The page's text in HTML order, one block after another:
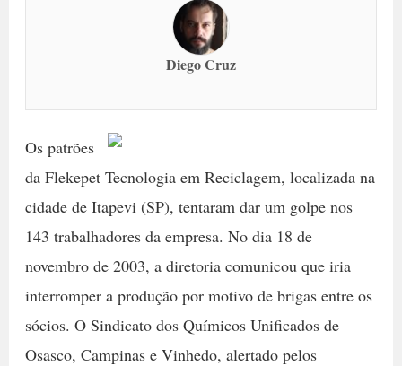
Diego Cruz
Os patrões
da Flekepet Tecnologia em Reciclagem, localizada na
cidade de Itapevi (SP), tentaram dar um golpe nos
143 trabalhadores da empresa. No dia 18 de
novembro de 2003, a diretoria comunicou que iria
interromper a produção por motivo de brigas entre os
sócios. O Sindicato dos Químicos Unificados de
Osasco, Campinas e Vinhedo, alertado pelos